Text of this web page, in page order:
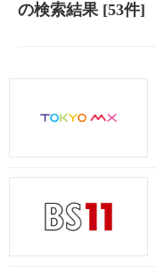
の検索結果[53件]